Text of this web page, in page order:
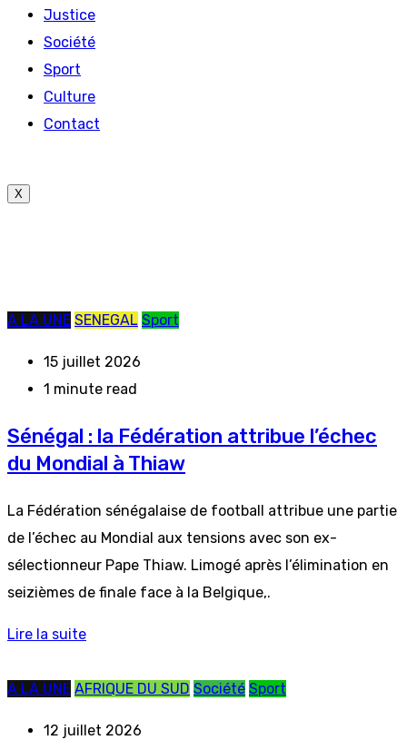
Justice
Société
Sport
Culture
Contact
X
A LA UNE SENEGAL Sport
15 juillet 2026
1 minute read
Sénégal : la Fédération attribue l’échec
du Mondial à Thiaw
La Fédération sénégalaise de football attribue une partie
de l’échec au Mondial aux tensions avec son ex-
sélectionneur Pape Thiaw. Limogé après l’élimination en
seizièmes de finale face à la Belgique,.
Lire la suite
A LA UNE AFRIQUE DU SUD Société Sport
12 juillet 2026